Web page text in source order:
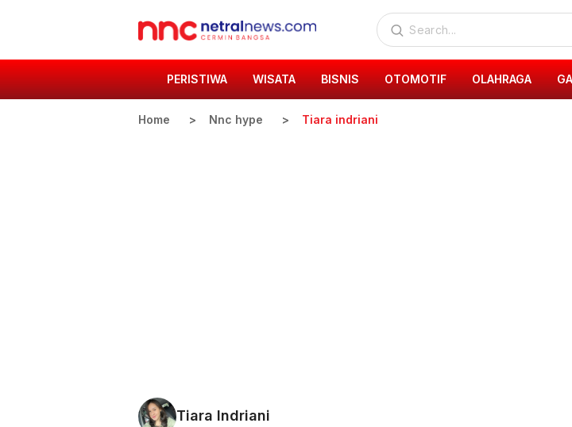
PERISTIWA WISATA BISNIS OTOMOTIF OLAHRAGA
Home Nnc hype Tiara indriani
Tiara Indriani